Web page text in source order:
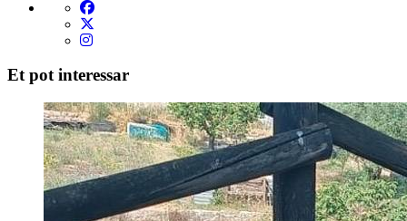
Et pot interessar